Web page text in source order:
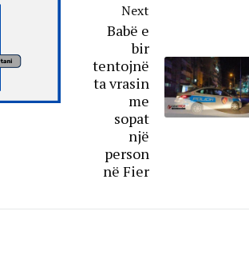
Next
Babë e
bir
tentojnë
ta vrasin
me
sopat
një
person
në Fier